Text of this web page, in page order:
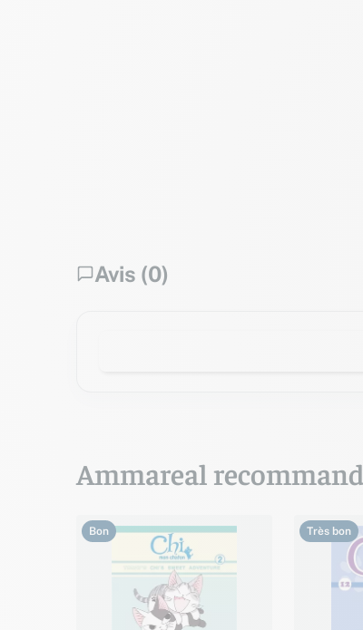
Avis (0)
Ammareal
Bon Très bon